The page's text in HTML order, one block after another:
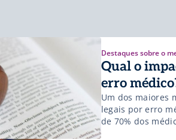
Destaques sobre o
Qual o
erro
Um dos maiores
legais por erro
de 70% dos
ao longo de suas